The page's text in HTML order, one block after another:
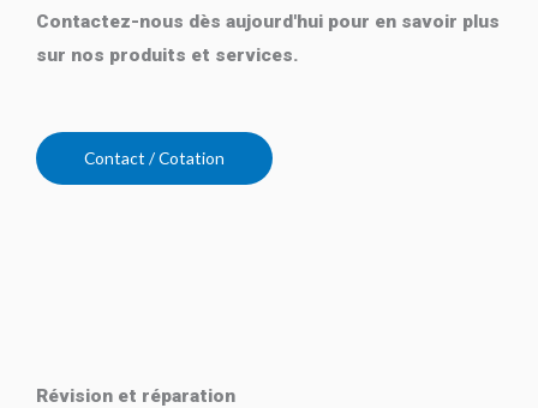
Contactez-nous dès aujourd'hui pour en savoir plus
sur nos produits et services.
Contact / Cotation
Révision et réparation